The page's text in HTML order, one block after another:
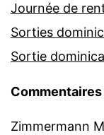
Journée de
Sorties
Sortie
Zimmermann